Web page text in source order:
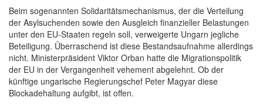
Beim sogenannten Solidaritätsmechanismus, der die Verteilung
der Asylsuchenden sowie den Ausgleich finanzieller Belastungen
unter den EU-Staaten regeln soll, verweigerte Ungarn jegliche
Beteiligung. Überraschend ist diese Bestandsaufnahme allerdings
nicht. Ministerpräsident Viktor Orban hatte die Migrationspolitik
der EU in der Vergangenheit vehement abgelehnt. Ob der
künftige ungarische Regierungschef Peter Magyar diese
Blockadehaltung aufgibt, ist offen.